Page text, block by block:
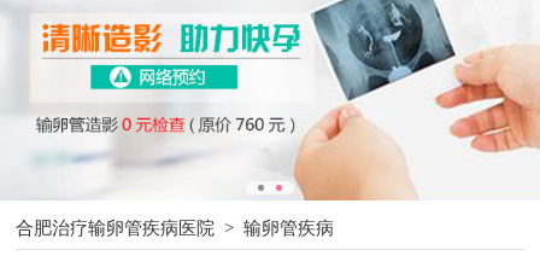
合肥治疗输卵管疾病医院 >输卵管疾病